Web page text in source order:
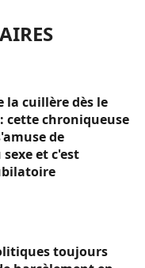
la cuillère dès le
cette chroniqueuse
de
et c'est
toujours